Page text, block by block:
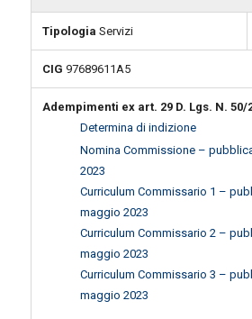
Tipologia Servizi
CIG 97689611A5
Adempimenti ex art. 29 D. Lgs. N. 50/
Determina di indizione
Nomina Commissione –
2023
Curriculum Commissario 1 –
maggio 2023
Curriculum Commissario 2 –
maggio 2023
Curriculum Commissario 3 –
maggio 2023